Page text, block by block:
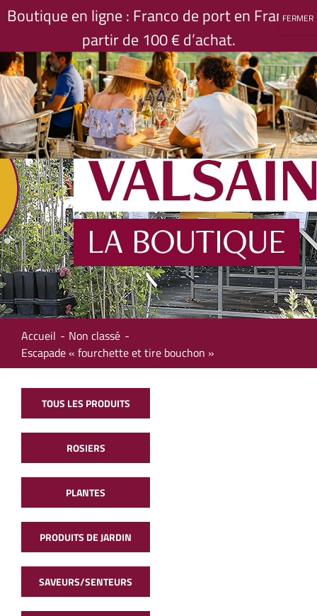
Passer
contenu
Accueil
Non classé
Escapade « fourchette et tire bouchon »
TOUS LES PRODUITS
ROSIERS
PLANTES
PRODUITS DE JARDIN
SAVEURS/SENTEURS
Boutique en ligne : Franco de port en France à
partir de 100 € d’achat.